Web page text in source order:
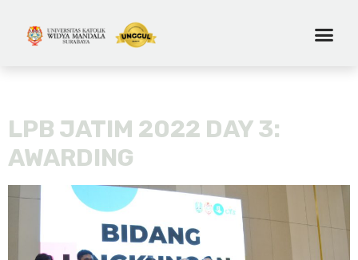
LPB JATIM 2022 DAY 3:
AWARDING